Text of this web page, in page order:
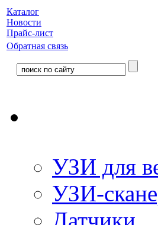
Каталог
Новости
Прайс-лист
Обратная связь
УЗИ для
УЗИ-